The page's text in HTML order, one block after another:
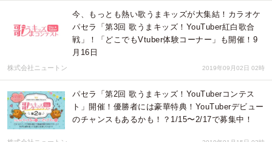
今、もっとも熱い歌うまキッズが大集結！カラオケ
パセラ「第3回 歌うまキッズ！YouTuber紅白歌合
戦」！「どこでもVtuber体験コーナー」も開催！9
月16日
株式会社ニュートン 2019年09月02日 02時
パセラ「第2回 歌うまキッズ！YouTuberコンテス
ト」開催！優勝者には豪華特典！YouTuberデビュー
のチャンスもあるかも！？1/15〜2/17で募集中！